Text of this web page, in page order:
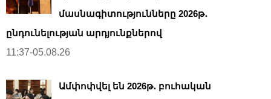
մասնագիտությունները 2026թ․
ընդունելության արդյունքներով
11:37-05.08.26
Ամփոփվել են 2026թ․ բուհական